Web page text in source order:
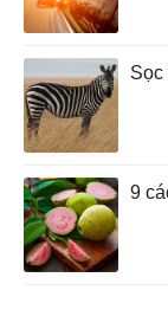
Sọc
9